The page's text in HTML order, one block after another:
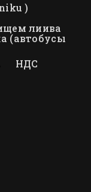
)
лиива
(автобусы
НДС